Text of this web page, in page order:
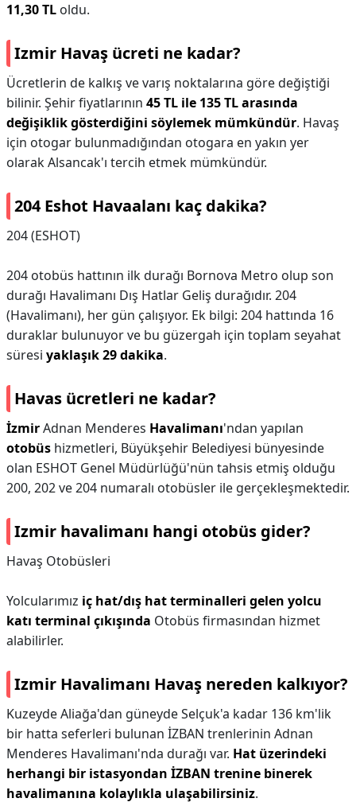
11,30 TL oldu.
Izmir Havaş ücreti ne kadar?
Ücretlerin de kalkış ve varış noktalarına göre değiştiği
bilinir. Şehir fiyatlarının 45 TL ile 135 TL arasında
değişiklik gösterdiğini söylemek mümkündür. Havaş
için otogar bulunmadığından otogara en yakın yer
olarak Alsancak'ı tercih etmek mümkündür.
204 Eshot Havaalanı kaç dakika?
204 (ESHOT)
204 otobüs hattının ilk durağı Bornova Metro olup son
durağı Havalimanı Dış Hatlar Geliş durağıdır. 204
(Havalimanı), her gün çalışıyor. Ek bilgi: 204 hattında 16
duraklar bulunuyor ve bu güzergah için toplam seyahat
süresi yaklaşık 29 dakika.
Havas ücretleri ne kadar?
İzmirAdnan Menderes Havalimanı'ndan yapılan
otobüs hizmetleri, Büyükşehir Belediyesi bünyesinde
olan ESHOT Genel Müdürlüğü'nün tahsis etmiş olduğu
200, 202 ve 204 numaralı otobüsler ile gerçekleşmektedir.
Izmir havalimanı hangi otobüs gider?
Havaş Otobüsleri
Yolcularımız iç hat/dış hat terminalleri gelen yolcu
katı terminal çıkışında Otobüs firmasından hizmet
alabilirler.
Izmir Havalimanı Havaş nereden kalkıyor?
Kuzeyde Aliağa'dan güneyde Selçuk'a kadar 136 km'lik
bir hatta seferleri bulunan İZBAN trenlerinin Adnan
Menderes Havalimanı'nda durağı var. Hat üzerindeki
herhangi bir istasyondan İZBAN trenine binerek
havalimanına kolaylıkla ulaşabilirsiniz.